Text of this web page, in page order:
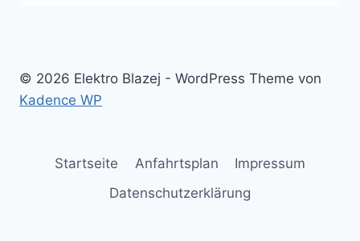
© 2026 Elektro Blazej - WordPress Theme von
Kadence WP
Startseite Anfahrtsplan
Impressum
Datenschutzerklärung